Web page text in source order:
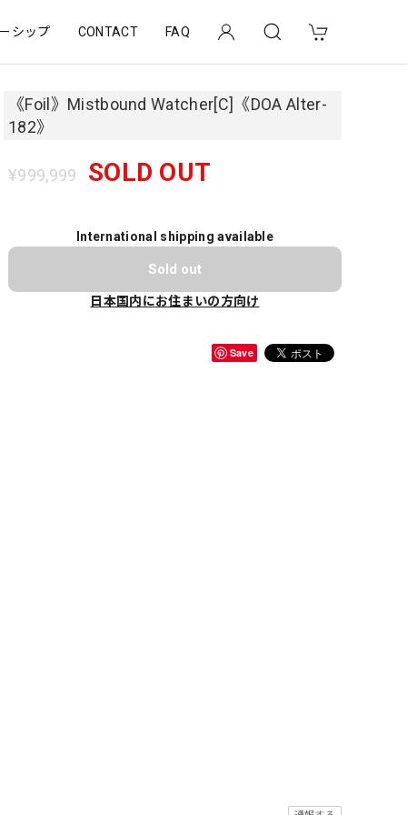
シップ CONTACT FAQ
《Foil》Mistbound Watcher[C]《DOA Alter-
182》
¥999,999 SOLD OUT
International shipping available
Sold out
日本国内にお住まいの方向け
Save